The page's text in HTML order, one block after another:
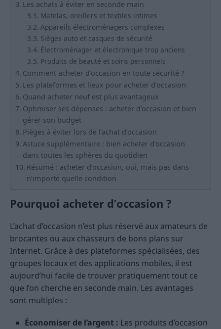
Les achats à éviter en seconde main
Matelas, oreillers et textiles intimes
Appareils électroménagers complexes
Sièges auto et casques de sécurité
Électroménager et électronique trop anciens
Produits de beauté et soins personnels
Comment acheter d’occasion en toute sécurité ?
Les plateformes et lieux pour acheter d’occasion
Quand acheter neuf est plus avantageux
Optimiser ses dépenses : acheter d’occasion et bien
gérer son budget
Pièges à éviter lors de l’achat d’occasion
Astuce supplémentaire : bien acheter d’occasion
dans toutes les sphères du quotidien
Résumé : acheter d’occasion, oui, mais pas dans
n’importe quelle condition
Pourquoi acheter d’occasion ?
L’achat d’occasion n’est plus réservé aux amateurs de
brocantes ou aux chasseurs de bons plans sur
Internet. Grâce à des plateformes spécialisées, des
groupes locaux et des applications mobiles, il est
aujourd’hui facile de trouver pratiquement tout ce
que l’on cherche en seconde main. Les avantages
sont multiples :
Économiser de l’argent : Les produits d’occasion